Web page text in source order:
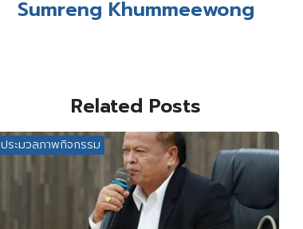
Sumreng Khummeewong
Related Posts
ประมวลภาพกิจกรรม